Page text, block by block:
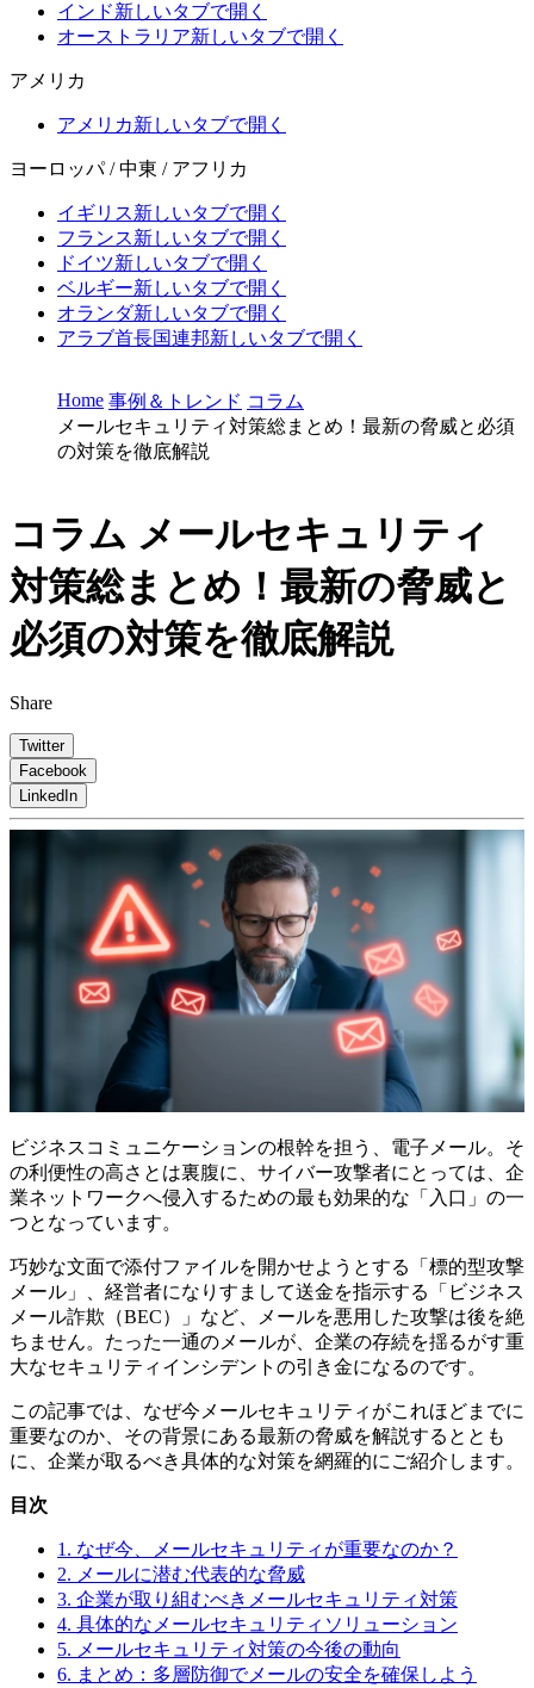
インド新しいタブで開く
オーストラリア新しいタブで開く
アメリカ
アメリカ新しいタブで開く
ヨーロッパ / 中東 / アフリカ
イギリス新しいタブで開く
フランス新しいタブで開く
ドイツ新しいタブで開く
ベルギー新しいタブで開く
オランダ新しいタブで開く
アラブ首長国連邦新しいタブで開く
Home 事例＆トレンド コラム
メールセキュリティ対策総まとめ！最新の脅威と必須
の対策を徹底解説
コラム メールセキュリティ
対策総まとめ！最新の脅威と
必須の対策を徹底解説
Share
Twitter
Facebook
LinkedIn
ビジネスコミュニケーションの根幹を担う、電子メール。そ
の利便性の高さとは裏腹に、サイバー攻撃者にとっては、企
業ネットワークへ侵入するための最も効果的な「入口」の一
つとなっています。
巧妙な文面で添付ファイルを開かせようとする「標的型攻撃
メール」、経営者になりすまして送金を指示する「ビジネス
メール詐欺（BEC）」など、メールを悪用した攻撃は後を絶
ちません。たった一通のメールが、企業の存続を揺るがす重
大なセキュリティインシデントの引き金になるのです。
この記事では、なぜ今メールセキュリティがこれほどまでに
重要なのか、その背景にある最新の脅威を解説するととも
に、企業が取るべき具体的な対策を網羅的にご紹介します。
目次
1. なぜ今、メールセキュリティが重要なのか？
2. メールに潜む代表的な脅威
3. 企業が取り組むべきメールセキュリティ対策
4. 具体的なメールセキュリティソリューション
5. メールセキュリティ対策の今後の動向
6. まとめ：多層防御でメールの安全を確保しよう